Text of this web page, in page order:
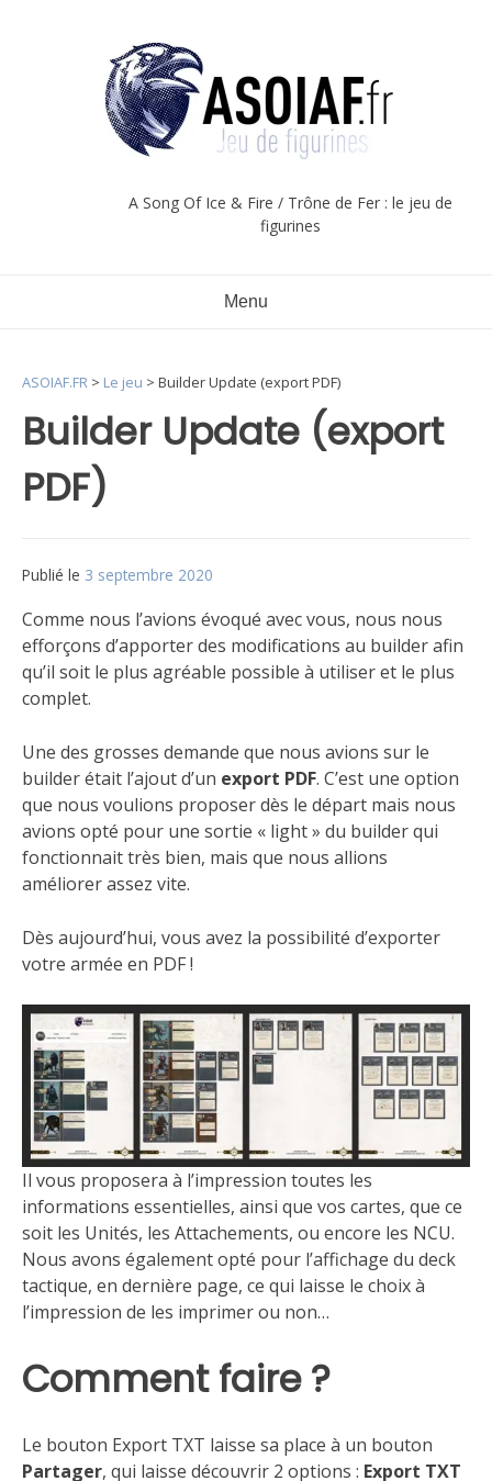
A Song Of Ice & Fire / Trône de Fer : le jeu de
figurines
Menu
Builder Update (export
PDF)
ASOIAF.FR > Le jeu > Builder Update (export PDF)
Publié le 3 septembre 2020
Comme nous l’avions évoqué avec vous, nous nous
efforçons d’apporter des modifications au builder afin
qu’il soit le plus agréable possible à utiliser et le plus
complet.
Une des grosses demande que nous avions sur le
builder était l’ajout d’un export PDF. C’est une option
que nous voulions proposer dès le départ mais nous
avions opté pour une sortie « light » du builder qui
fonctionnait très bien, mais que nous allions
améliorer assez vite.
Dès aujourd’hui, vous avez la possibilité d’exporter
votre armée en PDF !
Il vous proposera à l’impression toutes les
informations essentielles, ainsi que vos cartes, que ce
soit les Unités, les Attachements, ou encore les NCU.
Nous avons également opté pour l’affichage du deck
tactique, en dernière page, ce qui laisse le choix à
l’impression de les imprimer ou non…
Comment faire ?
Le bouton Export TXT laisse sa place à un bouton
Partager, qui laisse découvrir 2 options : Export TXT